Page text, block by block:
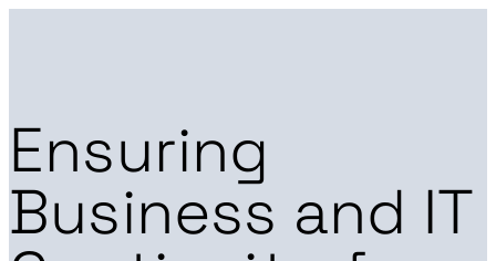
Ensuring
Business and IT